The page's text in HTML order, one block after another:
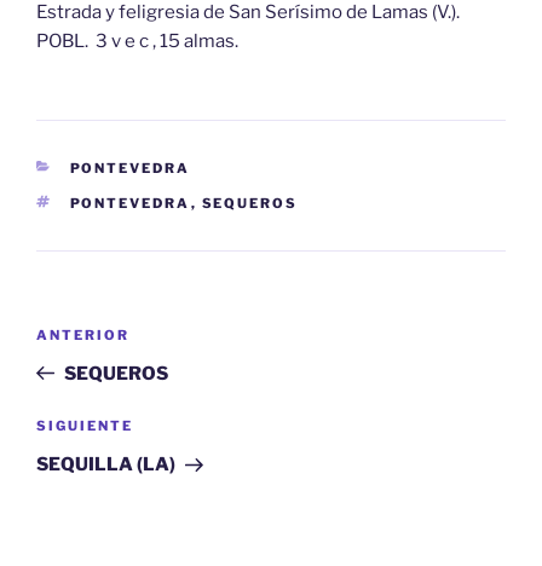
Estrada y feligresia de San Serísimo de Lamas (V.).
POBL. 3 v e c , 15 almas.
CATEGORÍAS
PONTEVEDRA
ETIQUETAS
PONTEVEDRA , SEQUEROS
entradas
Entrada
anterior:
ANTERIOR
SEQUEROS
Siguiente
entrada
SIGUIENTE
SEQUILLA (LA)